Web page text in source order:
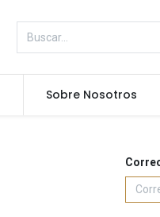
Sobre Nosotros